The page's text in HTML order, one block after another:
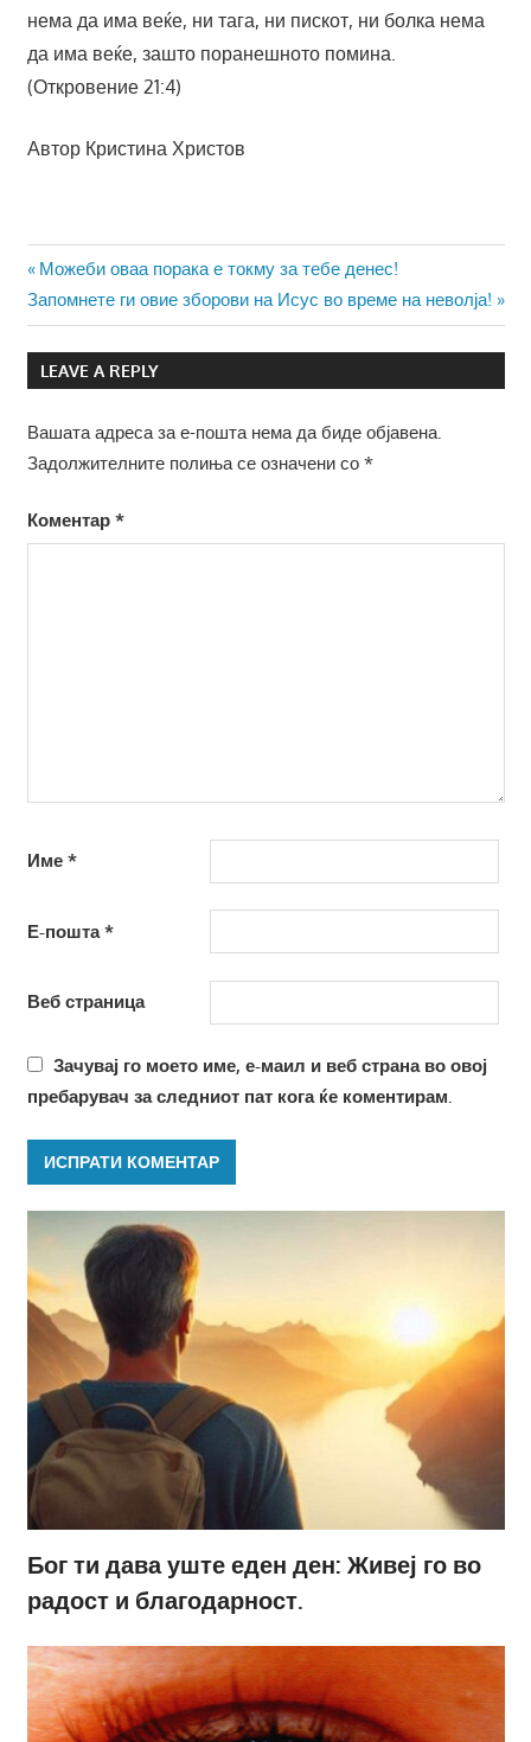
нема да има веќе, ни тага, ни пискот, ни болка нема
да има веќе, зашто поранешното помина.
(Откровение 21:4)
Автор Кристина Христов
Навигација
на
напис
Previous
Post:
Можеби оваа порака е токму за тебе денес!
Next
Post:
Запомнете ги овие зборови на Исус во време на неволја!
LEAVE A REPLY
Вашата адреса за е-пошта нема да биде објавена.
Задолжителните полиња се означени со *
Коментар *
Име *
Е-пошта*
Веб страница
Зачувај го моето име, е-маил и веб страна во овој
пребарувач за следниот пат кога ќе коментирам.
Бог ти дава уште еден ден: Живеј го во
радост и благодарност.